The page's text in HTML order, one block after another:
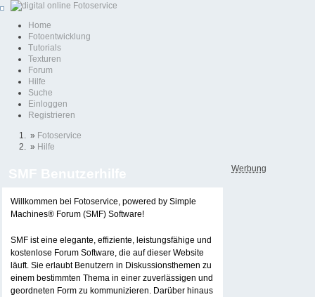
Home
Fotoentwicklung
Tutorials
Texturen
Forum
Hilfe
Suche
Einloggen
Registrieren
» Fotoservice
» Hilfe
Willkommen bei Fotoservice, powered by Simple
Machines® Forum (SMF) Software!
SMF ist eine elegante, effiziente, leistungsfähige und
kostenlose Forum Software, die auf dieser Website
läuft. Sie erlaubt Benutzern in Diskussionsthemen zu
einem bestimmten Thema in einer zuverlässigen und
geordneten Form zu kommunizieren. Darüber hinaus
Werbung